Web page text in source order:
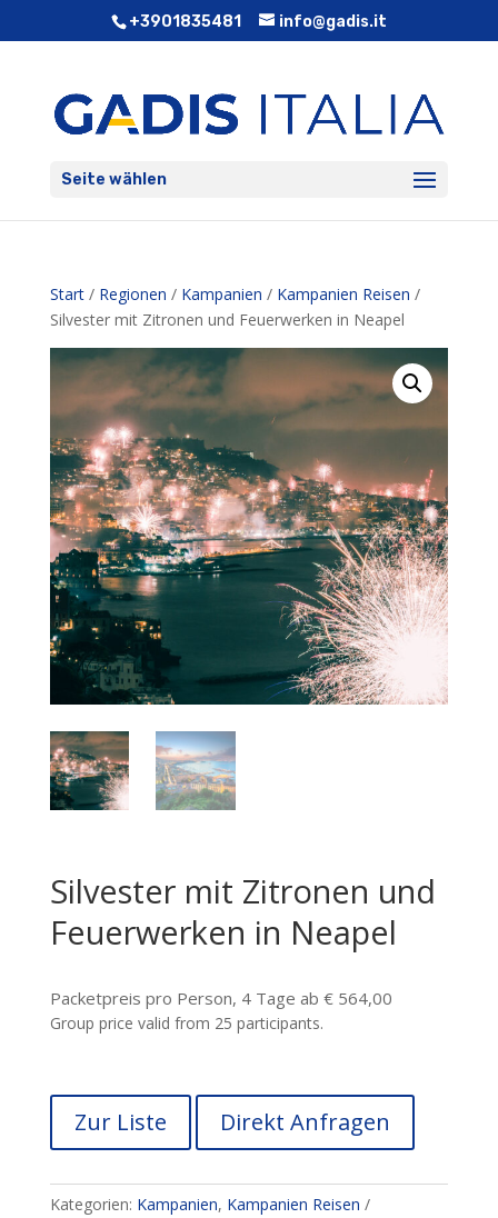
+3901835481 info@gadis.it
Seite wählen
Start/ Regionen / Kampanien / Kampanien Reisen /
Silvester mit Zitronen und Feuerwerken in Neapel
Silvester mit Zitronen und
Feuerwerken in Neapel
Packetpreis pro Person, 4 Tage ab € 564,00
Group price valid from 25 participants.
Zur Liste Direkt Anfragen
Kategorien: Kampanien, Kampanien Reisen